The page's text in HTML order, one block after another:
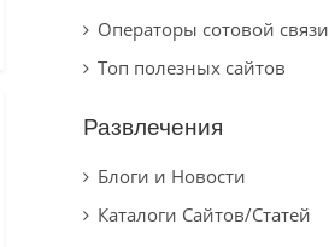
Операторы сотовой связи
Топ полезных сайтов
Развлечения
Блоги и Новости
Каталоги Сайтов/Статей